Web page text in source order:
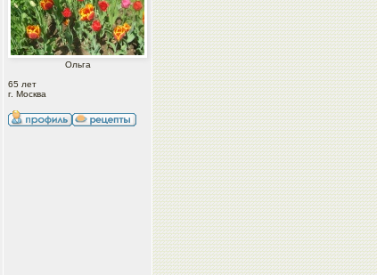
Ольга
65 лет
г. Москва